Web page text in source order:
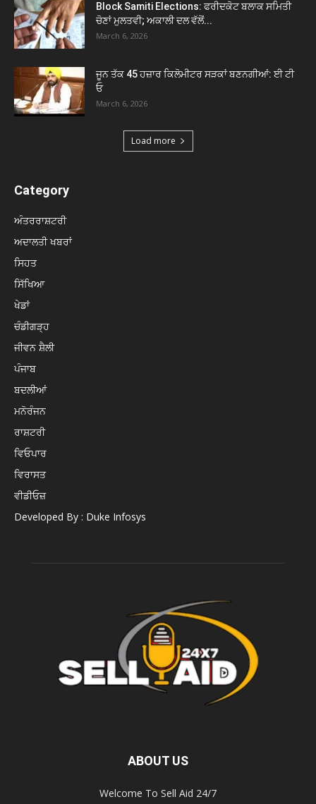
Block Samiti Elections: ਫਰੀਦਕੋਟ ਬਲਾਕ ਸਮਿਤੀ
ਚੋਣਾਂ ਮੁਲਤਵੀ; ਅਕਾਲੀ ਦਲ ਵੱਲੋਂ...
March 6, 2026
ਜੂਨ ਤੱਕ 45 ਹਜ਼ਾਰ ਕਿਲੋਮੀਟਰ ਸੜਕਾਂ ਬਣਨਗੀਆਂ: ਈ ਟੀ
ਓ
March 6, 2026
Load more
Category
ਅੰਤਰਰਾਸ਼ਟਰੀ
ਅਦਾਲਤੀ ਖਬਰਾਂ
ਸਿਹਤ
ਸਿੱਖਿਆ
ਖੇਡਾਂ
ਚੰਡੀਗੜ੍ਹ
ਜੀਵਨ ਸ਼ੈਲੀ
ਪੰਜਾਬ
ਬਦਲੀਆਂ
ਮਨੋਰੰਜਨ
ਰਾਸ਼ਟਰੀ
ਵਿਓਪਾਰ
ਵਿਰਾਸਤ
ਵੀਡੀਓਜ਼
Developed By : Duke Infosys
ABOUT US
Welcome To Sell Aid 24/7